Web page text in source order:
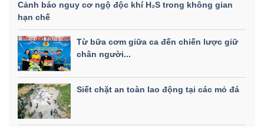
Cảnh báo nguy cơ ngộ độc khí H₂S trong không gian
hạn chế
Từ bữa cơm giữa ca đến chiến lược giữ
chân người...
Siết chặt an toàn lao động tại các mỏ đá